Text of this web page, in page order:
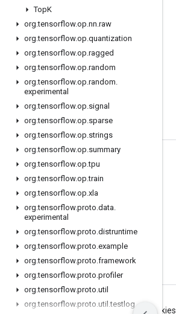
TopK
org.tensorflow.op.nn.raw
org.tensorflow.op.quantization
org.tensorflow.op.ragged
org.tensorflow.op.random
org.tensorflow.op.random.
experimental
org.tensorflow.op.signal
org.tensorflow.op.sparse
org.tensorflow.op.strings
org.tensorflow.op.summary
org.tensorflow.op.tpu
org.tensorflow.op.train
org.tensorflow.op.xla
org.tensorflow.proto.data.
experimental
org.tensorflow.proto.distruntime
org.tensorflow.proto.example
org.tensorflow.proto.framework
org.tensorflow.proto.profiler
org.tensorflow.proto.util
org.tensorflow.proto.util.testlog
Mantente conectado
Blog
GitHub
YouTube
Condiciones Privacidad Manage cookies